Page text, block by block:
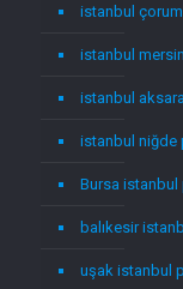
istanbul
istanbul
istanbul
istanbul niğde
Bursa istanbul
balıkesir
uşak istanbul